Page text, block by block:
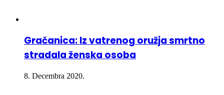
Gračanica: Iz vatrenog oružja smrtno
stradala ženska osoba
8. Decembra 2020.